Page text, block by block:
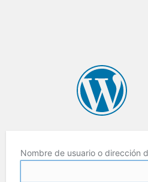
Nombre de usuario o dirección